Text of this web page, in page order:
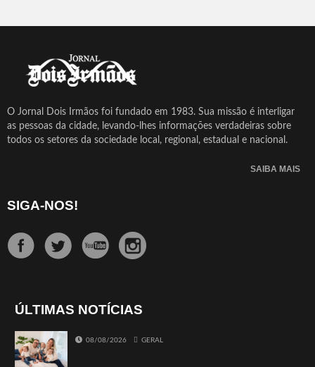
O Jornal Dois Irmãos foi fundado em 1983. Sua missão é interligar
as pessoas da cidade, levando-lhes informações verdadeiras sobre
todos os setores da sociedade local, regional, estadual e nacional.
SAIBA MAIS
SIGA-NOS!
ÚLTIMAS NOTÍCIAS
08/08/2026 GERAL